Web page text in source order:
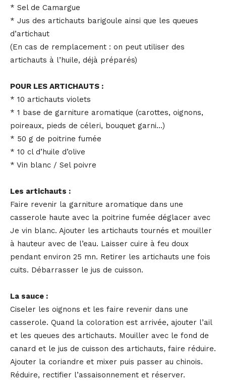
* Sel de Camargue
* Jus des artichauts barigoule ainsi que les queues
d’artichaut
(En cas de remplacement : on peut utiliser des
artichauts à l’huile, déjà préparés)
POUR LES ARTICHAUTS :
* 10 artichauts violets
* 1 base de garniture aromatique (carottes, oignons,
poireaux, pieds de céleri, bouquet garni…)
* 50 g de poitrine fumée
* 10 cl d’huile d’olive
* Vin blanc / Sel poivre
Les artichauts :
Faire revenir la garniture aromatique dans une
casserole haute avec la poitrine fumée déglacer avec
Je vin blanc. Ajouter les artichauts tournés et mouiller
à hauteur avec de l’eau. Laisser cuire à feu doux
pendant environ 25 mn. Retirer les artichauts une fois
cuits. Débarrasser le jus de cuisson.
La sauce :
Ciseler les oignons et les faire revenir dans une
casserole. Quand la coloration est arrivée, ajouter l’ail
et les queues des artichauts. Mouiller avec le fond de
canard et le jus de cuisson des artichauts, faire réduire.
Ajouter la coriandre et mixer puis passer au chinois.
Réduire, rectifier l’assaisonnement et réserver.